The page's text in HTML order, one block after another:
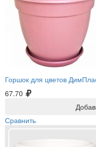
Горшок для цветов
67.70
Сравнить